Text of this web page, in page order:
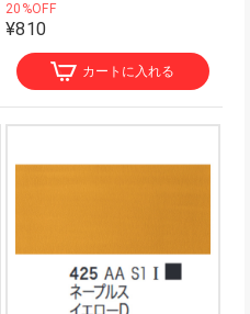
20%OFF
¥810
カートに入れる